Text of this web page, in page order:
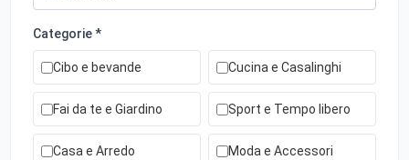
Categorie *
Cibo e bevande Cucina e Casalinghi
Fai da te e Giardino Sport e Tempo libero
Casa e Arredo Moda e Accessori